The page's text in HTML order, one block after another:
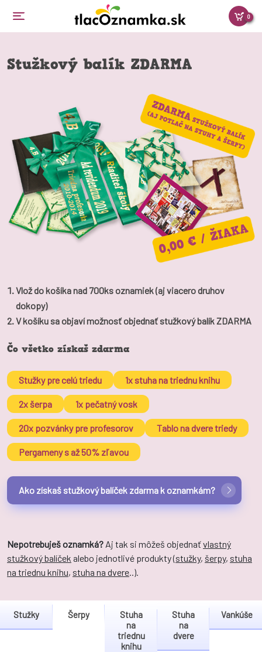
0
Stužkový balík ZDARMA
Vlož do košíka nad 700ks oznamiek (aj viacero druhov
dokopy)
V košíku sa objaví možnosť objednať stužkový balík ZDARMA
Čo všetko získaš zdarma
Stužky pre celú triedu 1x stuha na triednu knihu
2x šerpa 1x pečatný vosk
20x pozvánky pre profesorov Tablo na dvere triedy
Pergameny s až 50% zľavou
Ako získaš stužkový balíček zdarma k oznamkám?
Nepotrebuješ oznamká? Aj tak si môžeš objednaťvlastný
stužkový balíček alebo jednotlivé produkty (stužky, šerpy, stuha
na triednu knihu, stuha na dvere ..).
Stužky Šerpy
Stuha
na
triednu
knihu
Stuha
na
dvere
Vankúše